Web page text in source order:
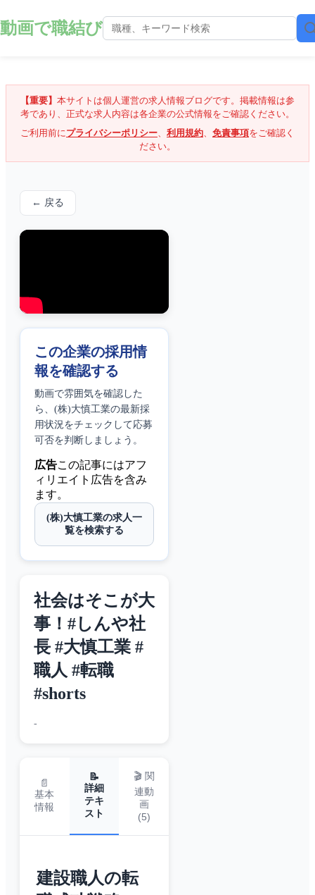
動画で職結び
【重要】 本サイトは個人運営の求人情報ブログです。掲載情報は参
考であり、正式な求人内容は各企業の公式情報をご確認ください。
ご利用前にプライバシーポリシー、 利用規約、 免責事項をご確認く
ださい。
← 戻る
この企業の採用情
報を確認する
動画で雰囲気を確認した
ら、 (株)大慎工業の最新採
用状況をチェックして応募
可否を判断しましょう。
広告この記事にはアフ
ィリエイト広告を含み
ます。
(株)大慎工業の求人一
覧を検索する
社会はそこが大
事！#しんや社
長 #大慎工業 #
職人 #転職
#shorts
-
📄
基本
情報
📝
詳細
テキ
スト
🎬 関
連動
画
(5)
建設職人の転